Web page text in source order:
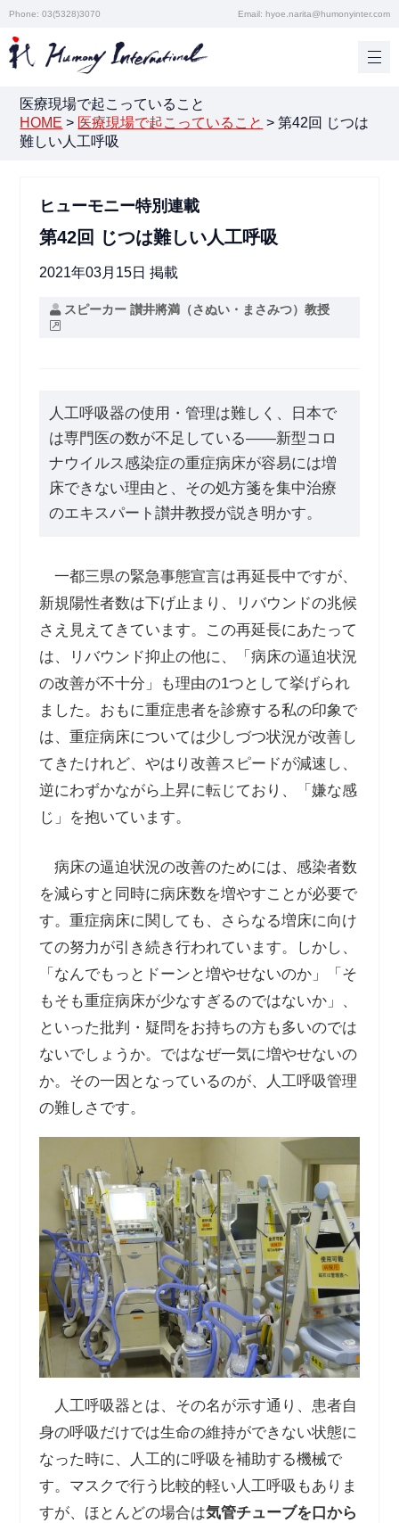
Phone: 03(5328)3070 Email: hyoe.narita@humonyinter.com
医療現場で起こっていること
HOME > 医療現場で起こっていること >第42回 じつは
難しい人工呼吸
ヒューモニー特別連載
第42回 じつは難しい人工呼吸
2021年03月15日 掲載
スピーカー 讃井將満（さぬい・まさみつ）教授
人工呼吸器の使用・管理は難しく、日本で
は専門医の数が不足している――新型コロ
ナウイルス感染症の重症病床が容易には増
床できない理由と、その処方箋を集中治療
のエキスパート讃井教授が説き明かす。
一都三県の緊急事態宣言は再延長中ですが、
新規陽性者数は下げ止まり、リバウンドの兆候
さえ見えてきています。この再延長にあたって
は、リバウンド抑止の他に、「病床の逼迫状況
の改善が不十分」も理由の1つとして挙げられ
ました。おもに重症患者を診療する私の印象で
は、重症病床については少しづつ状況が改善し
てきたけれど、やはり改善スピードが減速し、
逆にわずかながら上昇に転じており、「嫌な感
じ」を抱いています。
病床の逼迫状況の改善のためには、感染者数
を減らすと同時に病床数を増やすことが必要で
す。重症病床に関しても、さらなる増床に向け
ての努力が引き続き行われています。しかし、
「なんでもっとドーンと増やせないのか」「そ
もそも重症病床が少なすぎるのではないか」、
といった批判・疑問をお持ちの方も多いのでは
ないでしょうか。ではなぜ一気に増やせないの
か。その一因となっているのが、人工呼吸管理
の難しさです。
人工呼吸器とは、その名が示す通り、患者自
身の呼吸だけでは生命の維持ができない状態に
なった時に、人工的に呼吸を補助する機械で
す。マスクで行う比較的軽い人工呼吸もありま
すが、ほとんどの場合は気管チューブを口から